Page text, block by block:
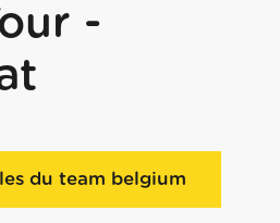
-
du team belgium